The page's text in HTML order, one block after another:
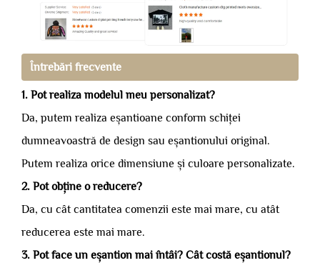
Întrebări frecvente
1. Pot realiza modelul meu personalizat?
Da, putem realiza eșantioane conform schiței
dumneavoastră de design sau eșantionului original.
Putem realiza orice dimensiune și culoare personalizate.
2. Pot obține o reducere?
Da, cu cât cantitatea comenzii este mai mare, cu atât
reducerea este mai mare.
3. Pot face un eșantion mai întâi? Cât costă eșantionul?